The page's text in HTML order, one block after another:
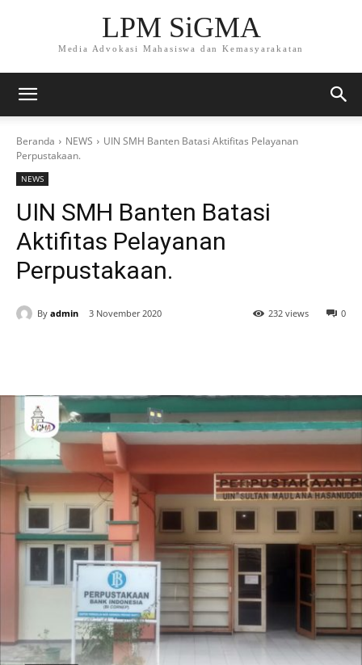
LPM SiGMA
Media Advokasi Mahasiswa dan Kemasyarakatan
Beranda NEWS
UIN SMH Banten Batasi Aktifitas Pelayanan
Perpustakaan.
NEWS
UIN SMH Banten Batasi
Aktifitas Pelayanan
Perpustakaan.
By admin 3 November 2020 0
232 views